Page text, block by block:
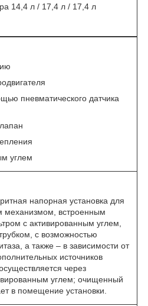
14,4 л / 17,4 л / 17,4 л
пневматического датчика
углем
напорная установка для
механизмом, встроенным
с активированным углем,
с возможностью
а также – в зависимости от
источников
через
углем; очищенный
в помещение установки.